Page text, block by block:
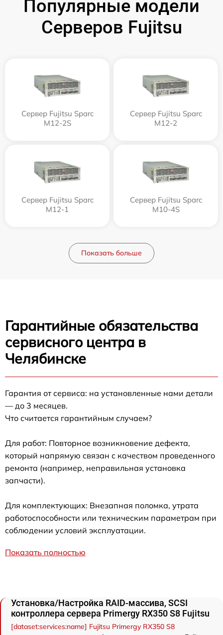
Популярные модели
Серверов Fujitsu
Сервер Fujitsu Sparc
M12-2S
Сервер Fujitsu Sparc
M12-2
Сервер Fujitsu Sparc
M12-1
Сервер Fujitsu Sparc
M10-4S
Показать больше
Гарантийные обязательства
сервисного центра в
Челябинске
Гарантия от сервиса: на установленные нами детали
— до 3 месяцев.
Что считается гарантийным случаем?
Для работ: Повторное возникновение дефекта,
который напрямую связан с качеством проведенного
ремонта (например, неправильная установка
запчасти).
Для комплектующих: Внезапная поломка, утрата
работоспособности или техническим параметрам при
соблюдении условий эксплуатации.
Показать полностью
Установка/Настройка RAID-массива, SCSI
контроллера сервера Primergy RX350 S8 Fujitsu
[dataset:services:name] Fujitsu Primergy RX350 S8